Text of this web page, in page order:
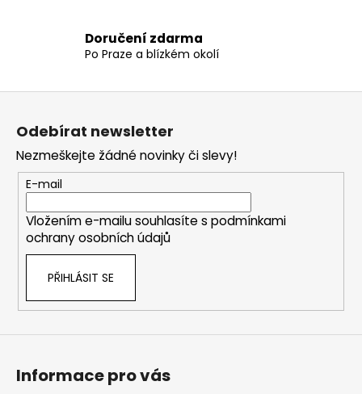
p
i
u
Doručení zdarma
Po Praze a blízkém okolí
Odebírat newsletter
Nezmeškejte žádné novinky či slevy!
E-mail
Vložením e-mailu souhlasíte s podmínkami
ochrany osobních údajů
PŘIHLÁSIT SE
Informace pro vás